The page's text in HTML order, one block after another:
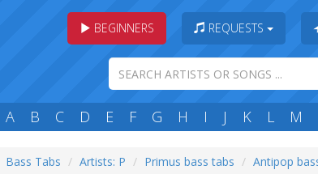
BEGINNERS REQUESTS
A B C D E F G H I J K L M
Bass Tabs Artists: P Primus bass tabs Antipop